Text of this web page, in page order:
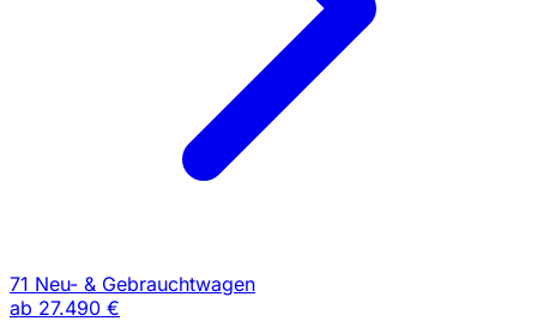
71 Neu- & Gebrauchtwagen
ab 27.490 €